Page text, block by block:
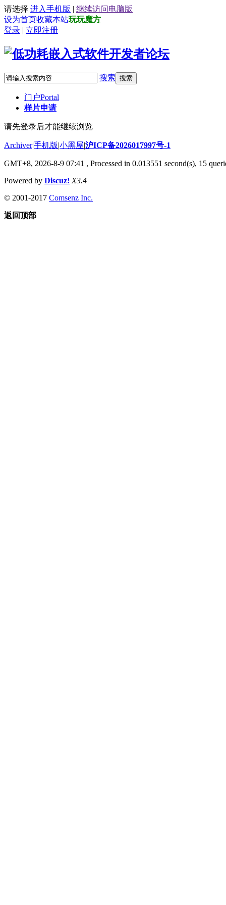
请选择 进入手机版 | 继续访问电脑版
设为首页收藏本站玩玩魔方
登录 | 立即注册
搜索 搜索
门户Portal
样片申请
请先登录后才能继续浏览
Archiver|手机版|小黑屋|沪ICP备2026017997号-1
GMT+8, 2026-8-9 07:41 , Processed in 0.013551 second(s), 15
Powered by Discuz! X3.4
© 2001-2017 Comsenz Inc.
返回顶部